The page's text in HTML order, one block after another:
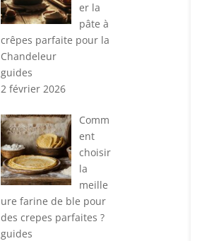
er la
pâte à
crêpes parfaite pour la
Chandeleur
guides
2 février 2026
Comm
ent
choisir
la
meille
ure farine de ble pour
des crepes parfaites ?
guides